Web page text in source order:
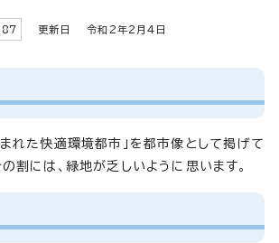
更新日 令和2年2月4日
まれた快適環境都市」を都市像として掲げて
割には、緑地が乏しいように思います。